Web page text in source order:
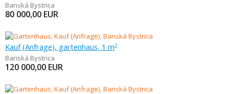
Banská Bystrica
80 000,00 EUR
Kauf (Anfrage), gartenhaus, 1 m2
Banská Bystrica
120 000,00 EUR